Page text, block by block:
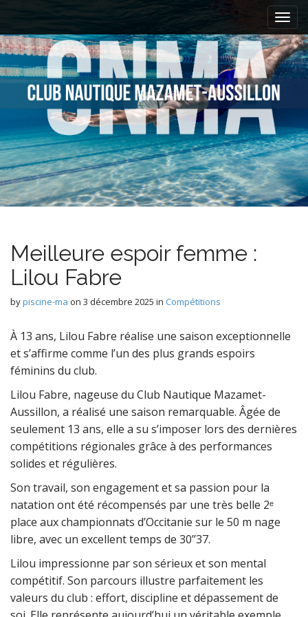
i
n
m
u
i
p
t
o
t
e
n
t
Meilleure espoir femme :
Lilou Fabre
bypiscine-ma on 3 décembre 2025 in Compétitions
À 13 ans, Lilou Fabre réalise une saison exceptionnelle
et s’affirme comme l’un des plus grands espoirs
féminins du club.
Lilou Fabre, nageuse du Club Nautique Mazamet-
Aussillon, a réalisé une saison remarquable. Âgée de
seulement 13 ans, elle a su s’imposer lors des dernières
compétitions régionales grâce à des performances
solides et régulières.
Son travail, son engagement et sa passion pour la
natation ont été récompensés par une très belle 2ᵉ
place aux championnats d’Occitanie sur le 50 m nage
libre, avec un excellent temps de 30’’37.
Lilou impressionne par son sérieux et son mental
compétitif. Son parcours illustre parfaitement les
valeurs du club : effort, discipline et dépassement de